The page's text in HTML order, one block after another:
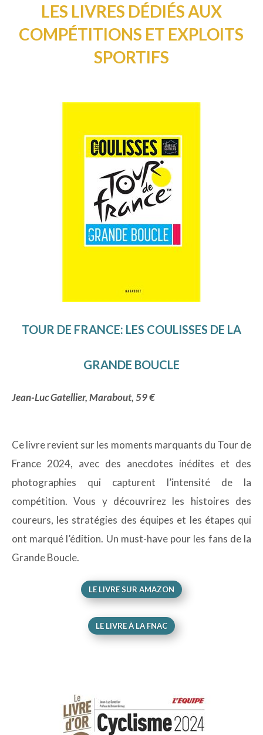
LES LIVRES DÉDIÉS AUX
COMPÉTITIONS ET EXPLOITS
SPORTIFS
TOUR DE FRANCE: LES COULISSES DE LA
GRANDE BOUCLE
Jean-Luc Gatellier, Marabout, 59 €
Ce livre revient sur les moments marquants du Tour de
France 2024, avec des anecdotes inédites et des
photographies qui capturent l’intensité de la
compétition. Vous y découvrirez les histoires des
coureurs, les stratégies des équipes et les étapes qui
ont marqué l’édition. Un must-have pour les fans de la
Grande Boucle.
LE LIVRE SUR AMAZON
LE LIVRE À LA FNAC